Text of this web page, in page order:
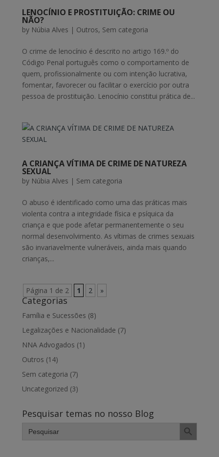
LENOCÍNIO E PROSTITUIÇÃO: CRIME OU
NÃO?
by Núbia Alves | Outros, Sem categoria
O crime de lenocínio é descrito no artigo 169.º do
Código Penal português como o comportamento de
quem, profissionalmente ou com intenção lucrativa,
fomentar, favorecer ou facilitar o exercício por outra
pessoa de prostituição. Lenocínio constitui prática de...
A CRIANÇA VÍTIMA DE CRIME DE NATUREZA
SEXUAL
by Núbia Alves | Sem categoria
O abuso é identificado como uma das práticas mais
violenta contra a integridade física e psíquica da
criança e que pode afetar permanentemente o seu
normal desenvolvimento. As vítimas de crimes sexuais
são invariavelmente vulneráveis, ainda mais quando
crianças,...
Página 1 de 2 1 2 »
Categorias
Família e Sucessões (8)
Legalizações e Nacionalidade (7)
NNA Advogados (1)
Outros (14)
Sem categoria (7)
Uncategorized (3)
Pesquisar temas no nosso Blog
Search
for:
Search Button